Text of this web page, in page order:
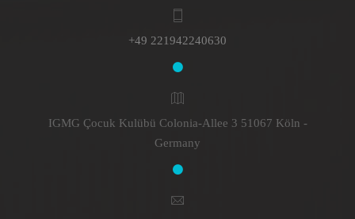
+49 221942240630
IGMG Çocuk Kulübü Colonia-Allee 3 51067 Köln -
Germany